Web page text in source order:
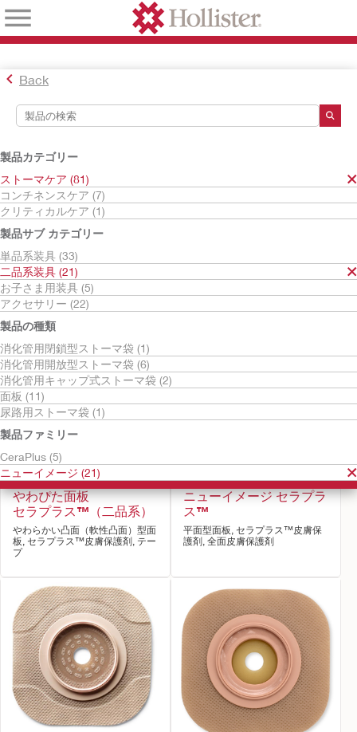
Back
製品カテゴリー
ストーマケア (81)
コンチネンスケア (7)
クリティカルケア (1)
製品サブ カテゴリー
単品系装具 (33)
二品系装具 (21)
お子さま用装具 (5)
アクセサリー (22)
製品の種類
消化管用閉鎖型ストーマ袋 (1)
消化管用開放型ストーマ袋 (6)
消化管用キャップ式ストーマ袋 (2)
面板 (11)
尿路用ストーマ袋 (1)
製品ファミリー
CeraPlus (5)
ニューイメージ (21)
検索ツール
検索結果
ストーマケア
二品系装具
ニューイメージ
検索結果 21 件
並べ替え:
やわぴた面板
セラプラス™（二品系）
やわらかい凸面（軟性凸面）型面
板, セラプラス™皮膚保護剤, テー
プ
ニューイメージ セラプラ
ス™
平面型面板, セラプラス™皮膚保
護剤, 全面皮膚保護剤